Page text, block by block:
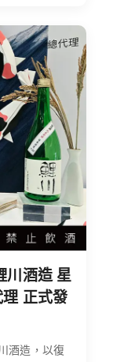
川酒造 星
正式發
酒造，以復